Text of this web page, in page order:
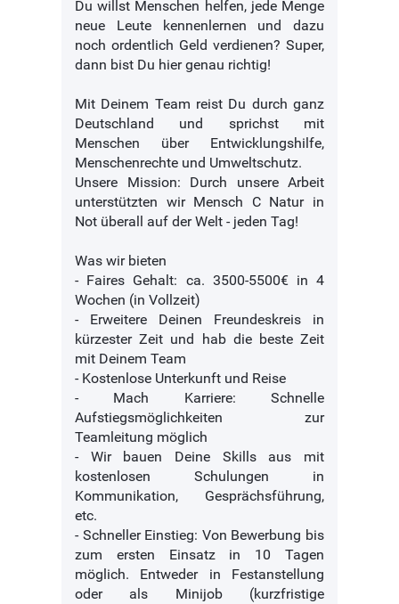
Du willst Menschen helfen, jede Menge
neue Leute kennenlernen und dazu
noch ordentlich Geld verdienen? Super,
dann bist Du hier genau richtig!
Mit Deinem Team reist Du durch ganz
Deutschland und sprichst mit
Menschen über Entwicklungshilfe,
Menschenrechte und Umweltschutz.
Unsere Mission: Durch unsere Arbeit
unterstützten wir Mensch C Natur in
Not überall auf der Welt - jeden Tag!
Was wir bieten
- Faires Gehalt: ca. 3500-5500€ in 4
Wochen (in Vollzeit)
- Erweitere Deinen Freundeskreis in
kürzester Zeit und hab die beste Zeit
mit Deinem Team
- Kostenlose Unterkunft und Reise
- Mach Karriere: Schnelle
Aufstiegsmöglichkeiten zur
Teamleitung möglich
- Wir bauen Deine Skills aus mit
kostenlosen Schulungen in
Kommunikation, Gesprächsführung,
etc.
- Schneller Einstieg: Von Bewerbung bis
zum ersten Einsatz in 10 Tagen
möglich. Entweder in Festanstellung
oder als Minijob (kurzfristige